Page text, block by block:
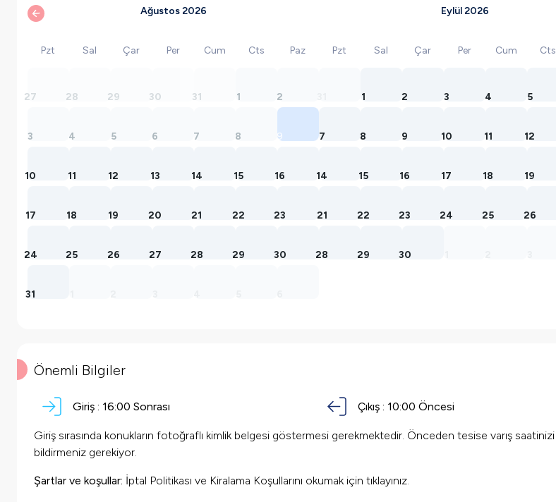
Ağustos 2026
Pzt Sal Çar Per Cum Cts Paz
27 28 29 30 31 1 2
3 4 5 6 7 8 9
10 11 12 13 14 15 16
17 18 19 20 21 22 23
24 25 26 27 28 29 30
31
Eylül 2026
Pzt Sal Çar Per Cum Cts
1 2 3 4 5
7 8 9 10 11 12
14 15 16 17 18 19
21 22 23 24 25 26
28 29 30
Önemli Bilgiler
Giriş : 16:00 Sonrası Çıkış : 10:00 Öncesi
Giriş sırasında konukların fotoğraflı kimlik belgesi göstermesi gerekmektedir. Önceden tesise varış saatinizi
bildirmeniz gerekiyor.
Şartlar ve koşullar: İptal Politikası ve Kiralama Koşullarını okumak için tıklayınız.